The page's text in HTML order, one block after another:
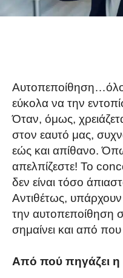
εύκολα να την
Όταν, όμως,
στον εαυτό μας,
εώς και απίθανο.
απελπίζεστε! Το
δεν είναι τόσο
Αντιθέτως,
την αυτοπεποίθηση
σημαίνει και από
Από πού πηγάζει η